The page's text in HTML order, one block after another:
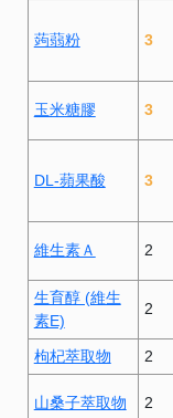
蒟蒻粉 3
玉米糖膠 3
DL-蘋果酸 3
維生素Ａ 2
生育醇 (維生
素E)
2
枸杞萃取物
2
山桑子萃取物 2